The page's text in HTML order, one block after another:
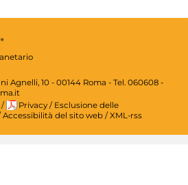
Agnelli, 10 - 00144 Roma - Tel. 060608 -
/ Privacy / Esclusione delle
Accessibilità del sito web /XML-rss